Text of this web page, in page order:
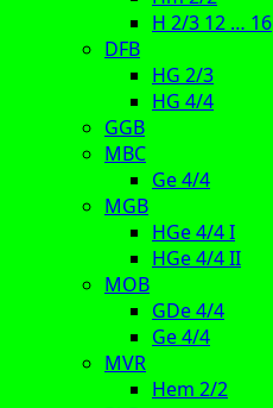
H 2/3 12 … 16
DFB
HG 2/3
HG 4/4
GGB
MBC
Ge 4/4
MGB
HGe 4/4 I
HGe 4/4 II
MOB
GDe 4/4
Ge 4/4
MVR
Hem 2/2